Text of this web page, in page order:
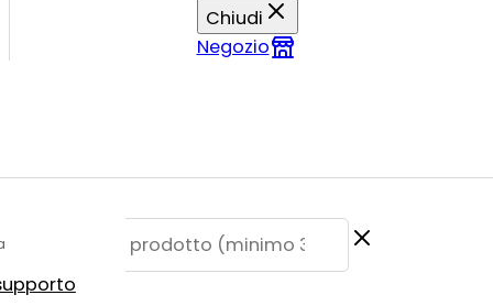
Chiudi
Negozio
SUGGERITE